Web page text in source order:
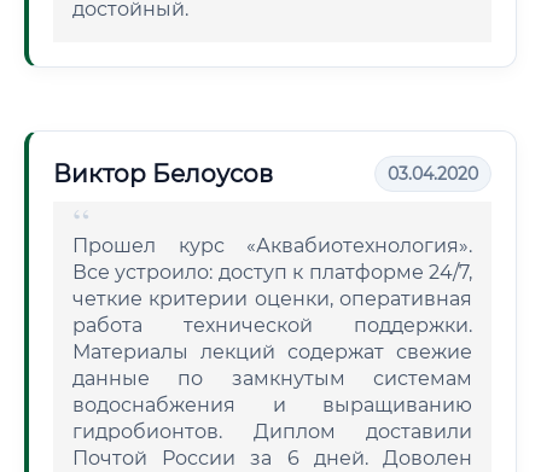
достойный.
Виктор Белоусов 03.04.2020
Прошел курс «Аквабиотехнология».
Все устроило: доступ к платформе 24/7,
четкие критерии оценки, оперативная
работа технической поддержки.
Материалы лекций содержат свежие
данные по замкнутым системам
водоснабжения и выращиванию
гидробионтов. Диплом доставили
Почтой России за 6 дней. Доволен